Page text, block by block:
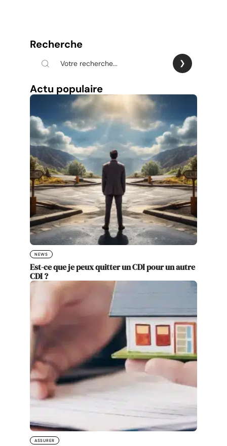
Recherche
Actu populaire
NEWS
Est-ce que je peux quitter un CDI pour un autre
CDI ?
ASSURER